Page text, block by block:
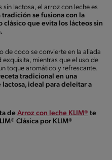
lactosa, el arroz con leche es
tradición se fusiona con la
que evita los lácteos sin
de coco se convierte en la aliada
mientras que el uso de
toque aromático y refrescante.
tradicional en una
ideal para deleitar a
de Arroz con leche KLIM® te
Clásica por KLIM®